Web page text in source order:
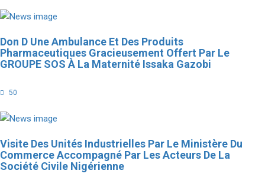
Don D Une Ambulance Et Des Produits
Pharmaceutiques Gracieusement Offert Par Le
GROUPE SOS À La Maternité Issaka Gazobi
50
Visite Des Unités Industrielles Par Le Ministère Du
Commerce Accompagné Par Les Acteurs De La
Société Civile Nigérienne